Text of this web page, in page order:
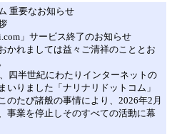
重要なお知らせ
」サービス終了のお知らせ
かれましては益々ご清祥のこととお
四半世紀にわたりインターネットの
いりました「ナリナリドットコム」
のたび諸般の事情により、2026年2月
事業を停止しそのすべての活動に幕